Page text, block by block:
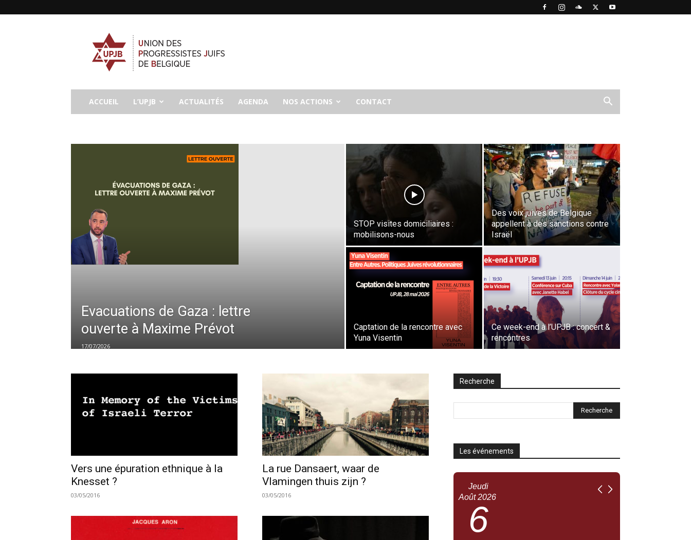
UPJB
ACCUEIL L’UPJB ACTUALITÉS AGENDA NOS ACTIONS CONTACT
DERNIER
Evacuations de Gaza : lettre
ouverte à Maxime Prévot
17/07/2026
STOP visites domiciliaires :
mobilisons-nous
Des voix juives de Belgique
appellent à des sanctions contre
Israël
Captation de la rencontre avec
Yuna Visentin
Ce week-end à l’UPJB : concert &
rencontres
Vers une épuration ethnique à la
Knesset ?
03/05/2016
La rue Dansaert, waar de
Vlamingen thuis zijn ?
03/05/2016
Recherche
Les événements
Jeudi
Août 2026
6